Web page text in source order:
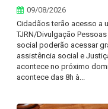
09/08/2026
Cidadãos terão acesso a
TJRN/Divulgação
social poderão acessar
assistência social e
acontece no próximo
acontece das 8h à...